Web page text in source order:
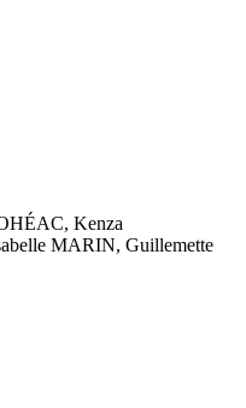
Kenza
MARIN, Guillemette